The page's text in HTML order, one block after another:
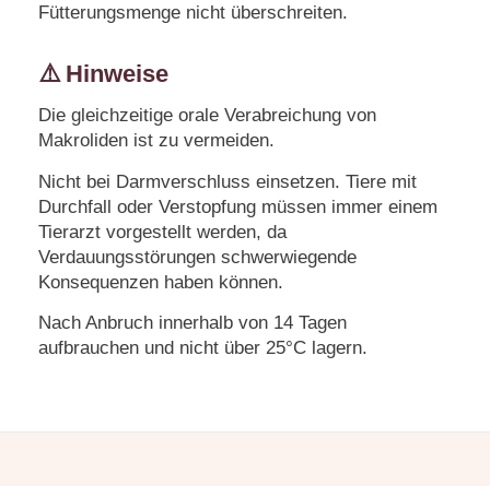
Fütterungsmenge nicht überschreiten.
⚠️ Hinweise
Die gleichzeitige orale Verabreichung von
Makroliden ist zu vermeiden.
Nicht bei Darmverschluss einsetzen. Tiere mit
Durchfall oder Verstopfung müssen immer einem
Tierarzt vorgestellt werden, da
Verdauungsstörungen schwerwiegende
Konsequenzen haben können.
Nach Anbruch innerhalb von 14 Tagen
aufbrauchen und nicht über 25°C lagern.